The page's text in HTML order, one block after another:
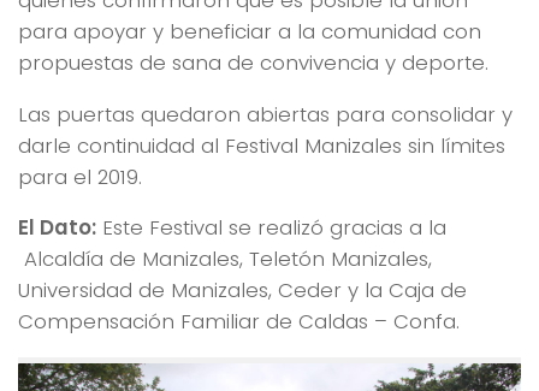
para apoyar y beneficiar a la comunidad con
propuestas de sana de convivencia y deporte.
Las puertas quedaron abiertas para consolidar y
darle continuidad al Festival Manizales sin límites
para el 2019.
El Dato: Este Festival se realizó gracias a la
Alcaldía de Manizales, Teletón Manizales,
Universidad de Manizales, Ceder y la Caja de
Compensación Familiar de Caldas – Confa.